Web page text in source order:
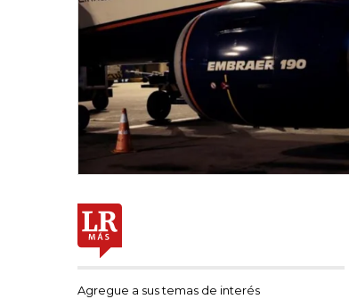
Agregue a sus temas de interés